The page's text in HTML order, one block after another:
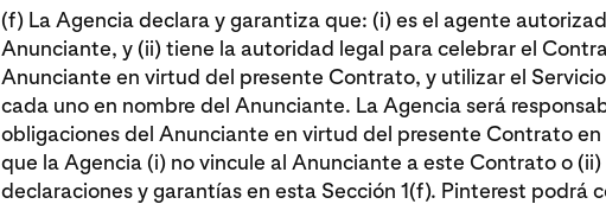
(f) La Agencia declara y garantiza que: (i) es el agente
Anunciante, y (ii) tiene la autoridad legal para celebrar el
Anunciante en virtud del presente Contrato, y utilizar el
cada uno en nombre del Anunciante. La Agencia será
obligaciones del Anunciante en virtud del presente Contrato
que la Agencia (i) no vincule al Anunciante a este Contrato o
declaraciones y garantías en esta Sección 1(f). Pinterest podrá